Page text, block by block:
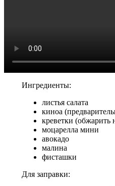
Ингредиенты:
листья салата
киноа
креветки (обжарить
моцарелла мини
авокадо
малина
фисташки
Для заправки: